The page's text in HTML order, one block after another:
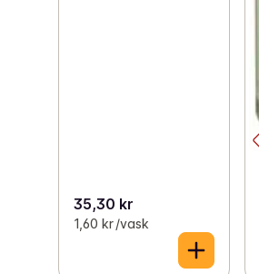
35,30 kr
1,60 kr /vask